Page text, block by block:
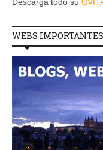
Descarga todo su
WEBS